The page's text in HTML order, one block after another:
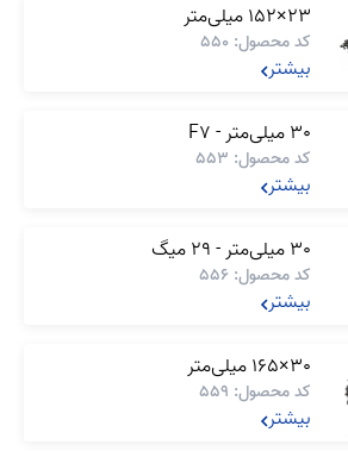
23×152 میلی‌متر
کد محصول: 550
بیشتر
30 میلی‌متر - F7
کد محصول: 553
بیشتر
30 میلی‌متر - 29 میگ
کد محصول: 556
بیشتر
30×165 میلی‌متر
کد محصول: 559
بیشتر